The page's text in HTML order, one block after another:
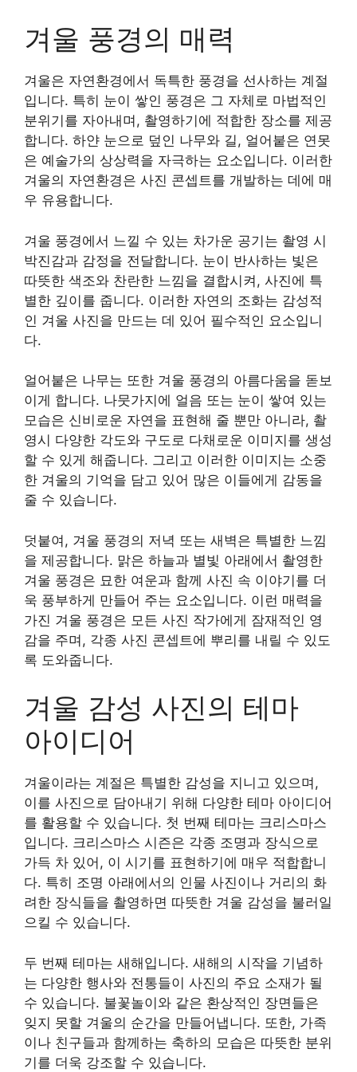
겨울 풍경의 매력
겨울은 자연환경에서 독특한 풍경을 선사하는 계절
입니다. 특히 눈이 쌓인 풍경은 그 자체로 마법적인
분위기를 자아내며, 촬영하기에 적합한 장소를 제공
합니다. 하얀 눈으로 덮인 나무와 길, 얼어붙은 연못
은 예술가의 상상력을 자극하는 요소입니다. 이러한
겨울의 자연환경은 사진 콘셉트를 개발하는 데에 매
우 유용합니다.
겨울 풍경에서 느낄 수 있는 차가운 공기는 촬영 시
박진감과 감정을 전달합니다. 눈이 반사하는 빛은
따뜻한 색조와 찬란한 느낌을 결합시켜, 사진에 특
별한 깊이를 줍니다. 이러한 자연의 조화는 감성적
인 겨울 사진을 만드는 데 있어 필수적인 요소입니
다.
얼어붙은 나무는 또한 겨울 풍경의 아름다움을 돋보
이게 합니다. 나뭇가지에 얼음 또는 눈이 쌓여 있는
모습은 신비로운 자연을 표현해 줄 뿐만 아니라, 촬
영시 다양한 각도와 구도로 다채로운 이미지를 생성
할 수 있게 해줍니다. 그리고 이러한 이미지는 소중
한 겨울의 기억을 담고 있어 많은 이들에게 감동을
줄 수 있습니다.
덧붙여, 겨울 풍경의 저녁 또는 새벽은 특별한 느낌
을 제공합니다. 맑은 하늘과 별빛 아래에서 촬영한
겨울 풍경은 묘한 여운과 함께 사진 속 이야기를 더
욱 풍부하게 만들어 주는 요소입니다. 이런 매력을
가진 겨울 풍경은 모든 사진 작가에게 잠재적인 영
감을 주며, 각종 사진 콘셉트에 뿌리를 내릴 수 있도
록 도와줍니다.
겨울 감성 사진의 테마
아이디어
겨울이라는 계절은 특별한 감성을 지니고 있으며,
이를 사진으로 담아내기 위해 다양한 테마 아이디어
를 활용할 수 있습니다. 첫 번째 테마는 크리스마스
입니다. 크리스마스 시즌은 각종 조명과 장식으로
가득 차 있어, 이 시기를 표현하기에 매우 적합합니
다. 특히 조명 아래에서의 인물 사진이나 거리의 화
려한 장식들을 촬영하면 따뜻한 겨울 감성을 불러일
으킬 수 있습니다.
두 번째 테마는 새해입니다. 새해의 시작을 기념하
는 다양한 행사와 전통들이 사진의 주요 소재가 될
수 있습니다. 불꽃놀이와 같은 환상적인 장면들은
잊지 못할 겨울의 순간을 만들어냅니다. 또한, 가족
이나 친구들과 함께하는 축하의 모습은 따뜻한 분위
기를 더욱 강조할 수 있습니다.